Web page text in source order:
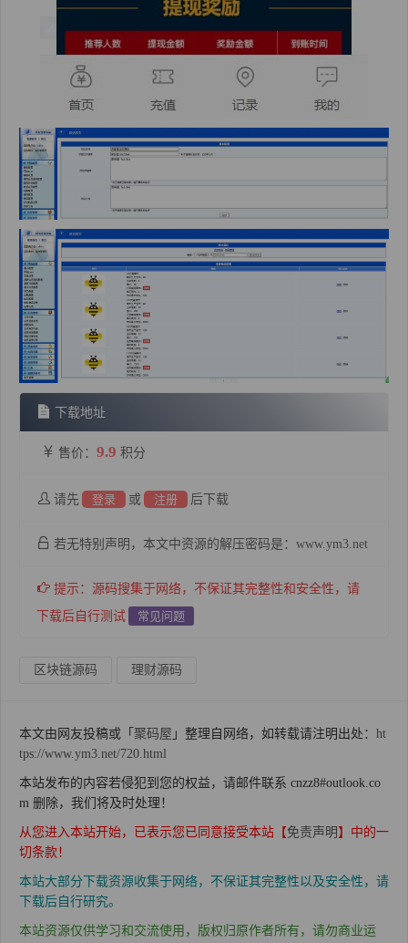
下载地址
售价： 9.9 积分
请先 登录 或 注册 后下载
若无特别声明，本文中资源的解压密码是：www.ym3.net
提示：源码搜集于网络，不保证其完整性和安全性，请
下载后自行测试
常见问题
区块链源码 理财源码
本文由网友投稿或「 聚码屋 」整理自网络，如转载请注明出处： ht
tps://www.ym3.net/720.html
本站发布的内容若侵犯到您的权益，请邮件联系 cnzz8#outlook.co
m 删除，我们将及时处理！
从您进入本站开始，已表示您已同意接受本站【免责声明 】中的一
切条款！
本站大部分下载资源收集于网络，不保证其完整性以及安全性，请
下载后自行研究。
本站资源仅供学习和交流使用，版权归原作者所有，请勿商业运